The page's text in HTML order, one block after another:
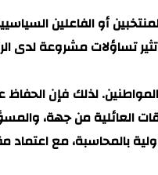
أو الفاعلين
تثير تساؤلات مشروعة
المواطنين. لذلك فإن
العائلية من جهة،
بالمحاسبة، مع اعتماد